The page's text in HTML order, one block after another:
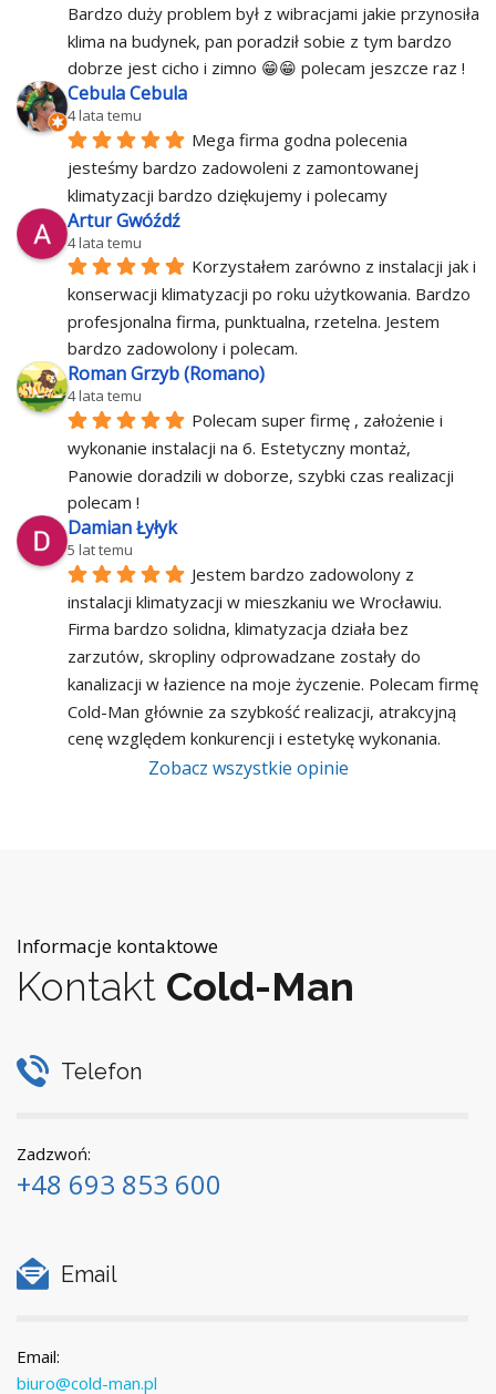
Bardzo duży problem był z wibracjami jakie przynosiła
klima na budynek, pan poradził sobie z tym bardzo
dobrze jest cicho i zimno 😁😁 polecam jeszcze raz !
Cebula Cebula
4 lata temu
Mega firma godna polecenia
jesteśmy bardzo zadowoleni z zamontowanej
klimatyzacji bardzo dziękujemy i polecamy
Artur Gwóźdź
4 lata temu
Korzystałem zarówno z instalacji jak i
konserwacji klimatyzacji po roku użytkowania. Bardzo
profesjonalna firma, punktualna, rzetelna. Jestem
bardzo zadowolony i polecam.
Roman Grzyb (Romano)
4 lata temu
Polecam super firmę , założenie i
wykonanie instalacji na 6. Estetyczny montaż,
Panowie doradzili w doborze, szybki czas realizacji
polecam !
Damian Łyłyk
5 lat temu
Jestem bardzo zadowolony z
instalacji klimatyzacji w mieszkaniu we Wrocławiu.
Firma bardzo solidna, klimatyzacja działa bez
zarzutów, skropliny odprowadzane zostały do
kanalizacji w łazience na moje życzenie. Polecam firmę
Cold-Man głównie za szybkość realizacji, atrakcyjną
cenę względem konkurencji i estetykę wykonania.
Zobacz wszystkie opinie
Informacje kontaktowe
Kontakt Cold-Man
Telefon
Zadzwoń:
+48 693 853 600
Email
Email:
biuro@cold-man.pl